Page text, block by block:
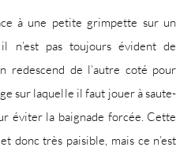
à une petite grimpette sur un
n’est pas toujours évident de
redescend de l’autre coté pour
sur laquelle il faut jouer à saute-
éviter la baignade forcée. Cette
donc très paisible, mais ce n’est